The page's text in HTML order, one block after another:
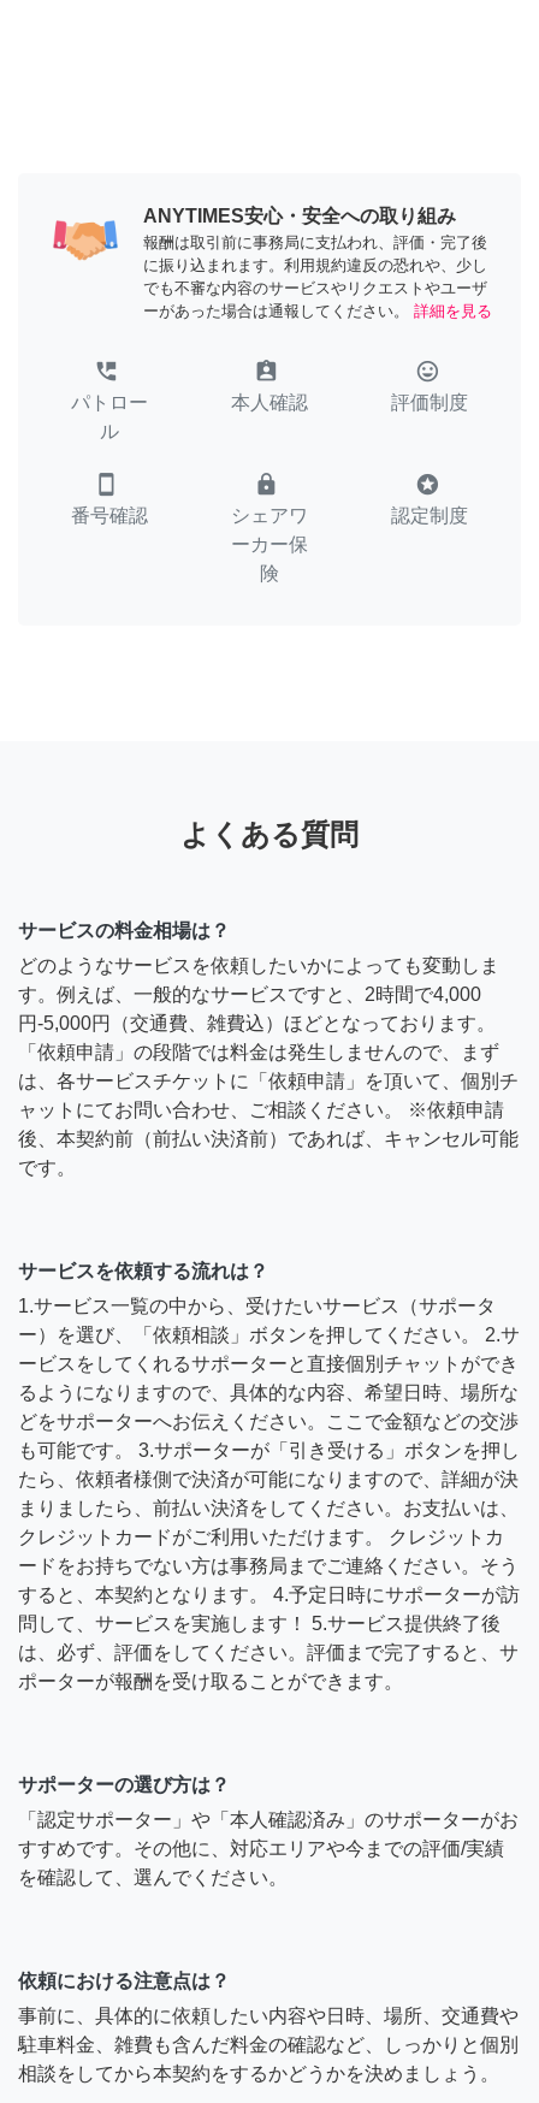
ANYTIMES安心・安全への取り組み
報酬は取引前に事務局に支払われ、評価・完了後
に振り込まれます。利用規約違反の恐れや、少し
でも不審な内容のサービスやリクエストやユーザ
ーがあった場合は通報してください。
詳細を見る
perm_phone_msg
パトロー
ル
assignment_ind
本人確認
tag_faces
評価制度
smartphone
番号確認
lock
シェアワ
ーカー保
険
stars
認定制度
よくある質問
サービスの料金相場は？
どのようなサービスを依頼したいかによっても変動しま
す。例えば、一般的なサービスですと、2時間で4,000
円-5,000円（交通費、雑費込）ほどとなっております。
「依頼申請」の段階では料金は発生しませんので、まず
は、各サービスチケットに「依頼申請」を頂いて、個別チ
ャットにてお問い合わせ、ご相談ください。 ※依頼申請
後、本契約前（前払い決済前）であれば、キャンセル可能
です。
サービスを依頼する流れは？
1.サービス一覧の中から、受けたいサービス（サポータ
ー）を選び、「依頼相談」ボタンを押してください。 2.サ
ービスをしてくれるサポーターと直接個別チャットができ
るようになりますので、具体的な内容、希望日時、場所な
どをサポーターへお伝えください。ここで金額などの交渉
も可能です。 3.サポーターが「引き受ける」ボタンを押し
たら、依頼者様側で決済が可能になりますので、詳細が決
まりましたら、前払い決済をしてください。お支払いは、
クレジットカードがご利用いただけます。 クレジットカ
ードをお持ちでない方は事務局までご連絡ください。そう
すると、本契約となります。 4.予定日時にサポーターが訪
問して、サービスを実施します！ 5.サービス提供終了後
は、必ず、評価をしてください。評価まで完了すると、サ
ポーターが報酬を受け取ることができます。
サポーターの選び方は？
「認定サポーター」や「本人確認済み」のサポーターがお
すすめです。その他に、対応エリアや今までの評価/実績
を確認して、選んでください。
依頼における注意点は？
事前に、具体的に依頼したい内容や日時、場所、交通費や
駐車料金、雑費も含んだ料金の確認など、しっかりと個別
相談をしてから本契約をするかどうかを決めましょう。